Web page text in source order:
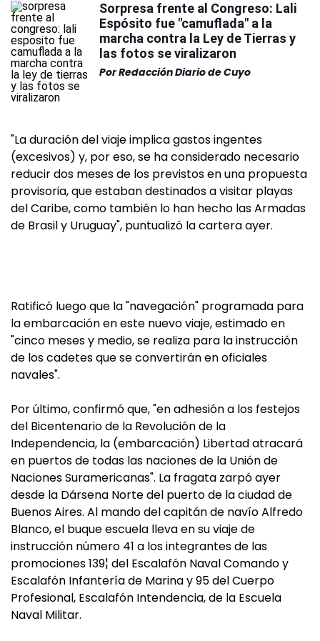
Sorpresa frente al Congreso: Lali
Espósito fue "camuflada" a la
marcha contra la Ley de Tierras y
las fotos se viralizaron
PorRedacción Diario de Cuyo
"La duración del viaje implica gastos ingentes
(excesivos) y, por eso, se ha considerado necesario
reducir dos meses de los previstos en una propuesta
provisoria, que estaban destinados a visitar playas
del Caribe, como también lo han hecho las Armadas
de Brasil y Uruguay", puntualizó la cartera ayer.
Ratificó luego que la "navegación" programada para
la embarcación en este nuevo viaje, estimado en
"cinco meses y medio, se realiza para la instrucción
de los cadetes que se convertirán en oficiales
navales".
Por último, confirmó que, "en adhesión a los festejos
del Bicentenario de la Revolución de la
Independencia, la (embarcación) Libertad atracará
en puertos de todas las naciones de la Unión de
Naciones Suramericanas". La fragata zarpó ayer
desde la Dársena Norte del puerto de la ciudad de
Buenos Aires. Al mando del capitán de navío Alfredo
Blanco, el buque escuela lleva en su viaje de
instrucción número 41 a los integrantes de las
promociones 139¦ del Escalafón Naval Comando y
Escalafón Infantería de Marina y 95 del Cuerpo
Profesional, Escalafón Intendencia, de la Escuela
Naval Militar.